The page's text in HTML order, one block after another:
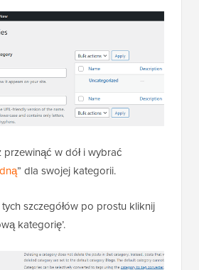
w dół i wybrać
” dla swojej kategorii.
szczegółów po prostu kliknij
kategorię’.